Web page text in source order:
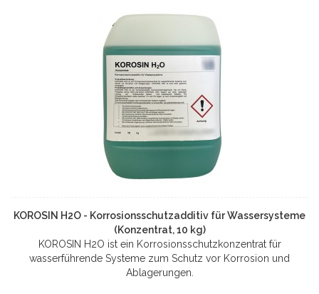
KOROSIN H2O - Korrosionsschutzadditiv für Wassersysteme
(Konzentrat, 10 kg)
KOROSIN H2O ist ein Korrosionsschutzkonzentrat für
wasserführende Systeme zum Schutz vor Korrosion und
Ablagerungen.